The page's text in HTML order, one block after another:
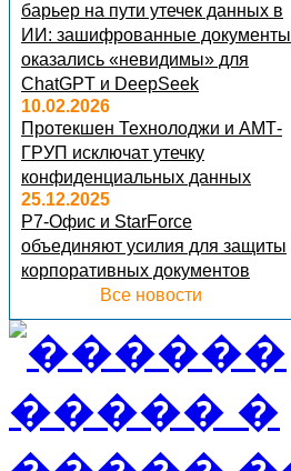
барьер на пути утечек данных в
ИИ: зашифрованные документы
оказались «невидимы» для
ChatGPT и DeepSeek
10.02.2026
Протекшен Технолоджи и АМТ-
ГРУП исключат утечку
конфиденциальных данных
25.12.2025
Р7-Офис и StarForce
объединяют усилия для защиты
корпоративных документов
Все новости